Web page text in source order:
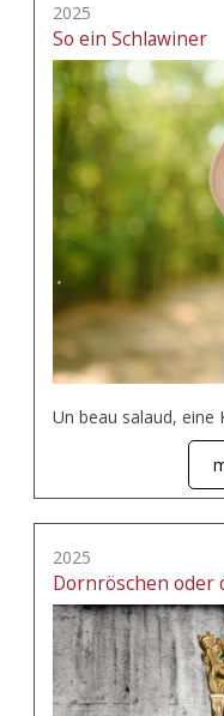
2025
So ein Schlawiner
Un beau salaud,
2025
Dornröschen oder